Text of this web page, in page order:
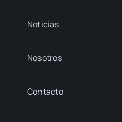
Noticias
Nosotros
Contacto